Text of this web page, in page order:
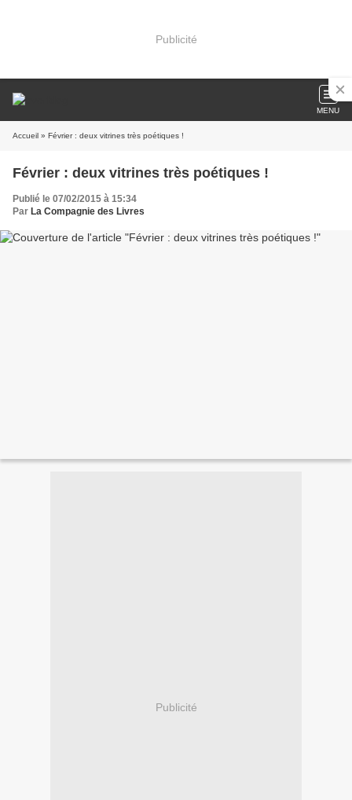
Publicité
MENU
Accueil » Février : deux vitrines très poétiques !
Février : deux vitrines très poétiques !
Publié le 07/02/2015 à 15:34
Par La Compagnie des Livres
Publicité